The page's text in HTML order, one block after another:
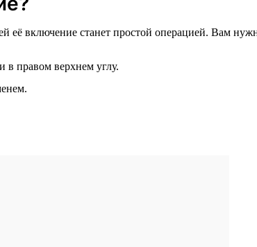
её включение станет простой операцией. Вам
в правом верхнем углу.